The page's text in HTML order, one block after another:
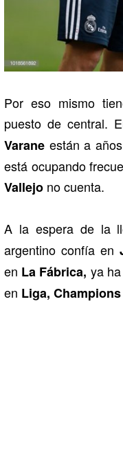
Por eso mismo
puesto de central.
Varane están a
está ocupando
Vallejo no cuenta.
A la espera de la
argentino confía en
en La Fábrica, ya
en Liga, Champions